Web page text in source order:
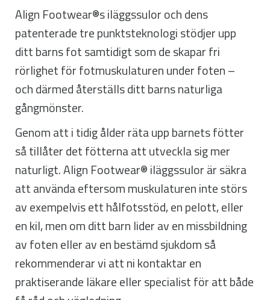
Align Footwear®s iläggssulor och dens
patenterade tre punktsteknologi stödjer upp
ditt barns fot samtidigt som de skapar fri
rörlighet för fotmuskulaturen under foten –
och därmed återställs ditt barns naturliga
gångmönster.
Genom att i tidig ålder räta upp barnets fötter
så tillåter det fötterna att utveckla sig mer
naturligt. Align Footwear® iläggssulor är säkra
att använda eftersom muskulaturen inte störs
av exempelvis ett hålfotsstöd, en pelott, eller
en kil, men om ditt barn lider av en missbildning
av foten eller av en bestämd sjukdom så
rekommenderar vi att ni kontaktar en
praktiserande läkare eller specialist för att både